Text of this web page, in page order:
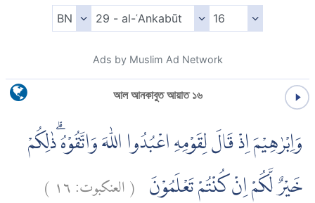
Ads by Muslim Ad Network
আল আনকাবুত আয়াত ১৬
وَاِبْرٰهِيْمَ اِذْ قَالَ لِقَوْمِهِ اعْبُدُوا اللّٰهَ وَاتَّقُوْهُ ۗذٰلِكُمْ
خَيْرٌ لَّكُمْ اِنْ كُنْتُمْ تَعْلَمُوْنَ (العنكبوت:١٦ )